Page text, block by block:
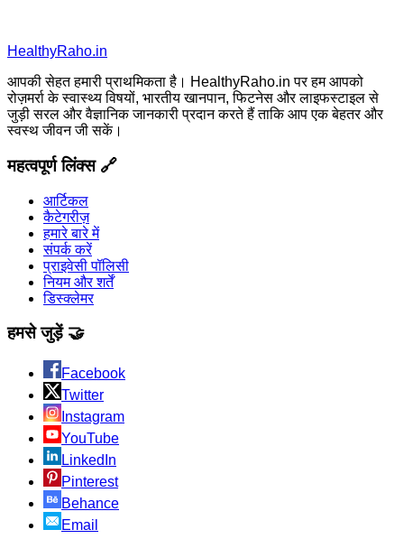
HealthyRaho.in
आपकी सेहत हमारी प्राथमिकता है। HealthyRaho.in पर हम आपको
रोज़मर्रा के स्वास्थ्य विषयों, भारतीय खानपान, फिटनेस और लाइफस्टाइल से
जुड़ी सरल और वैज्ञानिक जानकारी प्रदान करते हैं ताकि आप एक बेहतर और
स्वस्थ जीवन जी सकें।
महत्वपूर्ण लिंक्स 🔗
आर्टिकल
कैटेगरीज़
हमारे बारे में
संपर्क करें
प्राइवेसी पॉलिसी
नियम और शर्तें
डिस्क्लेमर
हमसे जुड़ें 🤝
Facebook
Twitter
Instagram
YouTube
LinkedIn
Pinterest
Behance
Email